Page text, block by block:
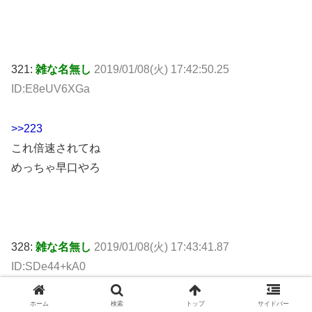
321: 雑な名無し 2019/01/08(火) 17:42:50.25
ID:E8eUV6XGa
>>223
これ倍速されてね
めっちゃ早口やろ
328: 雑な名無し 2019/01/08(火) 17:43:41.87
ID:SDe44+kA0
>>223
ホーム 検索 トップ サイドバー